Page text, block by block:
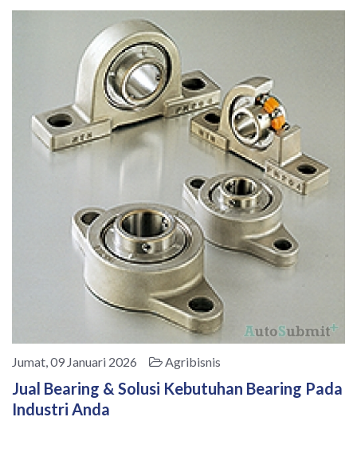
Jumat, 09 Januari 2026 Agribisnis
Jual Bearing & Solusi Kebutuhan Bearing Pada
Industri Anda